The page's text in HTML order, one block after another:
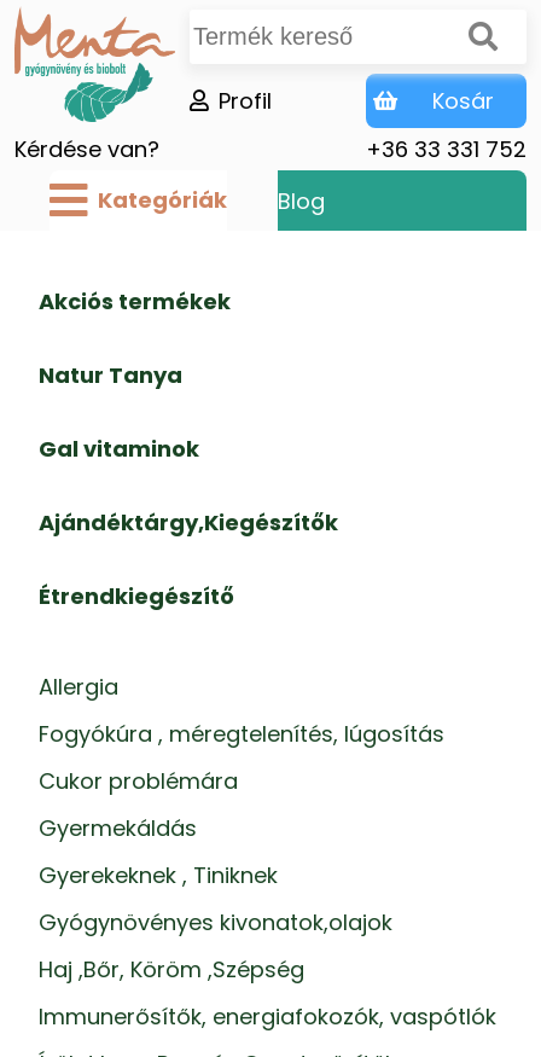
Kérdése van? +36 33 331 752
Profil Kosár
Kategóriák Blog
Akciós termékek
Natur Tanya
Gal vitaminok
Ajándéktárgy,Kiegészítők
Étrendkiegészítő
Allergia
Fogyókúra , méregtelenítés, lúgosítás
Cukor problémára
Gyermekáldás
Gyerekeknek , Tiniknek
Gyógynövényes kivonatok,olajok
Haj ,Bőr, Köröm ,Szépség
Immunerősítők, energiafokozók, vaspótlók